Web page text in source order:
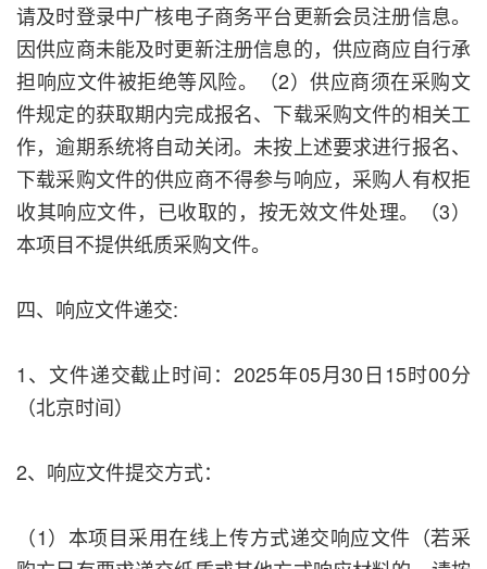
请及时登录中广核电子商务平台更新会员注册信息。
因供应商未能及时更新注册信息的，供应商应自行承
担响应文件被拒绝等风险。（2）供应商须在采购文
件规定的获取期内完成报名、下载采购文件的相关工
作，逾期系统将自动关闭。未按上述要求进行报名、
下载采购文件的供应商不得参与响应，采购人有权拒
收其响应文件，已收取的，按无效文件处理。（3）
本项目不提供纸质采购文件。
四、响应文件递交:
1、文件递交截止时间：2025年05月30日15时00分
（北京时间）
2、响应文件提交方式：
（1）本项目采用在线上传方式递交响应文件（若采